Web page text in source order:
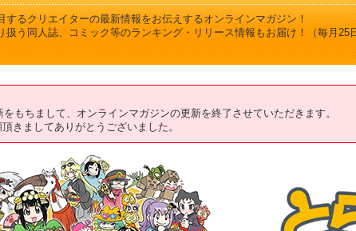
するクリエイターの最新情報をお伝えするオンラインマガジン！
扱う同人誌、コミック等のランキング・リリース情報もお届け！（毎月25
をもちまして、オンラインマガジンの更新を終了させていただきます。
きましてありがとうございました。